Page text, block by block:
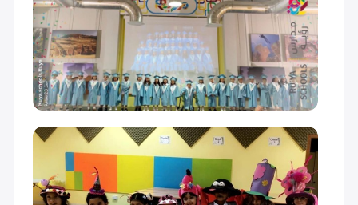
ثاني متوسط (Grade 8) 54,000
ثالث متوسط (Grade 9) 54,000